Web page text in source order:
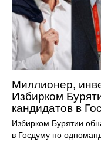
Миллионер,
Избирком
кандидатов в
Избирком Бурятии
в Госдуму по